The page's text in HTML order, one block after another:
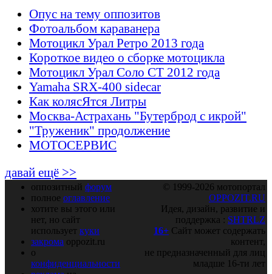
Опус на тему оппозитов
Фотоальбом караванера
Мотоцикл Урал Ретро 2013 года
Короткое видео о сборке мотоцикла
Мотоцикл Урал Соло СТ 2012 года
Yamaha SRX-400 sidecar
Как колясЯтся Литры
Москва-Астрахань "Бутерброд с икрой"
"Труженик" продолжение
МОТОСЕРВИС
давай ещё >>
оппозитный форум
полное оглавление
хотите вы этого или
нет, но сайт
использует куки
закрома oppozit.ru
о
конфиденциальности
© 1999-2026 мотопортал
OPPOZIT.RU
Идея, дизайн, развитие и
поддержка : SHTRLZ
16+ Сайт может содержать
контент,
не предназначенный для лиц
младше 16-ти лет